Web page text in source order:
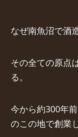
なぜ南魚沼で酒
その全ての原点
る。
今から約300年
のこの地で創業